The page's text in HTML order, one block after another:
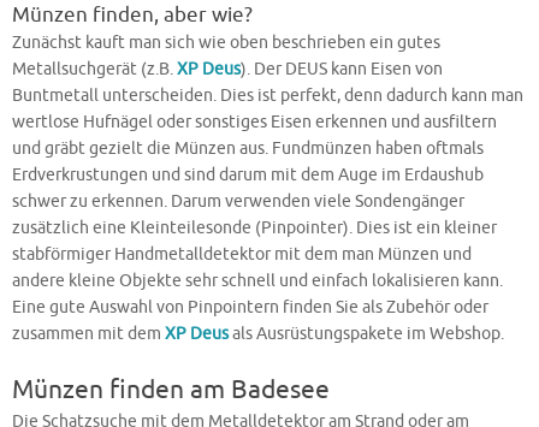
Münzen finden, aber wie?
Zunächst kauft man sich wie oben beschrieben ein gutes
Metallsuchgerät (z.B.XP Deus). Der DEUS kann Eisen von
Buntmetall unterscheiden. Dies ist perfekt, denn dadurch kann man
wertlose Hufnägel oder sonstiges Eisen erkennen und ausfiltern
und gräbt gezielt die Münzen aus. Fundmünzen haben oftmals
Erdverkrustungen und sind darum mit dem Auge im Erdaushub
schwer zu erkennen. Darum verwenden viele Sondengänger
zusätzlich eine Kleinteilesonde (Pinpointer). Dies ist ein kleiner
stabförmiger Handmetalldetektor mit dem man Münzen und
andere kleine Objekte sehr schnell und einfach lokalisieren kann.
Eine gute Auswahl von Pinpointern finden Sie als Zubehör oder
zusammen mit dem XP Deusals Ausrüstungspakete im Webshop.
Münzen finden am Badesee
Die Schatzsuche mit dem Metalldetektor am Strand oder am